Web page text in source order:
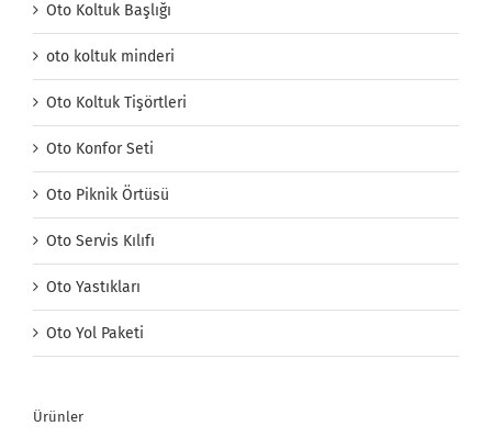
Oto Koltuk Başlığı
oto koltuk minderi
Oto Koltuk Tişörtleri
Oto Konfor Seti
Oto Piknik Örtüsü
Oto Servis Kılıfı
Oto Yastıkları
Oto Yol Paketi
Ürünler